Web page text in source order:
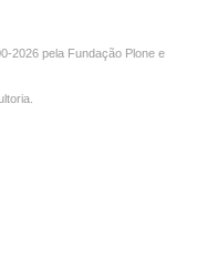
2026 pela Fundação Plone e